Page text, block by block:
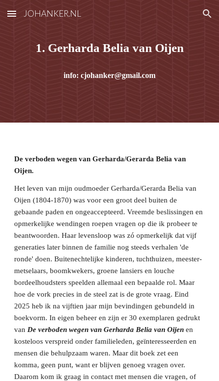
Skip to main content Skip to navigation
JOHANKER.NL
1. Gerharda Belia van Oijen
info: cjohanker@gmail.com
De verboden wegen van Gerharda/Gerarda Belia van
Oijen.
Het leven van mijn oudmoeder Gerharda/Gerarda Belia van
Oijen (1804-1870) was voor een groot deel buiten de
gebaande paden en ongeaccepteerd. Vreemde beslissingen en
opmerkelijke wendingen roepen vragen op die ik probeer te
beantwoorden. Haar levensloop was zó opmerkelijk dat vijf
generaties later binnen de familie nog steeds verhalen 'de
ronde' doen. Buitenechtelijke kinderen, tuchthuizen, meester-
metselaars, boomkwekers, groene lansiers en louche
bordeelhoudsters speelden allemaal een bepaalde rol. Maar
hoe de vork precies in de steel zat is de grote vraag. Eind
2025 heb ik na vijftien jaar mijn bevindingen gebundeld in
boekvorm. In eigen beheer en zijn er 30 exemplaren gedrukt
van De verboden wegen van Gerharda Belia van Oijen en
kosteloos verspreid onder familieleden, geïnteresseerden en
mensen die behulpzaam waren. Maar dit boek zet een
komma, geen punt, want er blijven genoeg vragen over.
Daarom kom ik graag in contact met mensen die vragen, of